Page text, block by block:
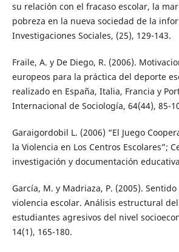
su relación con el fracaso escolar, la
pobreza en la nueva sociedad de la
Investigaciones Sociales, (25), 129-143.
Fraile, A. y De Diego, R. (2006).
europeos para la práctica del deporte
realizado en España, Italia, Francia y
Internacional de Sociología, 64(44), 85-
Garaigordobil L. (2006) “El Juego
la Violencia en Los Centros Escolares”;
investigación y documentación
García, M. y Madriaza, P. (2005).
violencia escolar. Análisis estructural
estudiantes agresivos del nivel
14(1), 165-180.